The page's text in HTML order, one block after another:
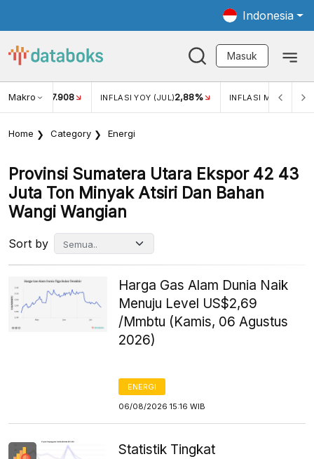
Indonesia
Masuk
Makro
USD/IDR 17.908 INFLASI YOY (JUL)2,88% INFLASI MOM (JUL)
Home Category Energi
Provinsi Sumatera Utara Ekspor 42 43
Juta Ton Minyak Atsiri Dan Bahan
Wangi Wangian
Sort by
Harga Gas Alam Dunia Naik
Menuju Level US$2,69
/Mmbtu (Kamis, 06 Agustus
2026)
ENERGI
06/08/2026 15:16 WIB
Statistik Tingkat